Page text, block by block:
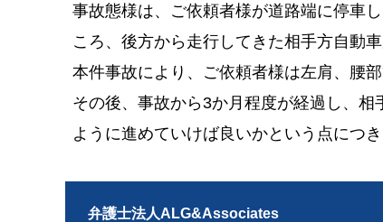
事故態様は、ご依頼者様が道路端に停車
ころ、後方から走行してきた相手方自動
本件事故により、ご依頼者様は左肩、腰
その後、事故から3か月程度が経過し、
ように進めていけば良いかという点につ
弁護士法人ALG&Associates